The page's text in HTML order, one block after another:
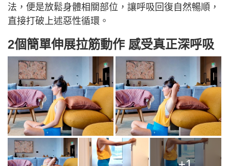
法，便是放鬆身體相關部位，讓呼吸回復自然暢順，
直接打破上述惡性循環。
2個簡單伸展拉筋動作 感受真正深呼吸